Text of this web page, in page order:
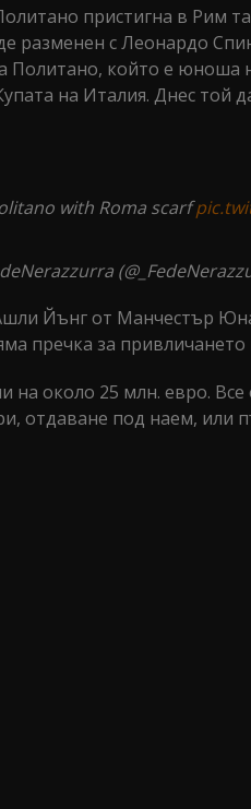
пристигна в Рим
разменен с Леонардо
Политано, който е юноша
на Италия. Днес той
with Roma scarf
Йънг от Манчестър
пречка за
около 25 млн. евро.
отдаване под наем, или